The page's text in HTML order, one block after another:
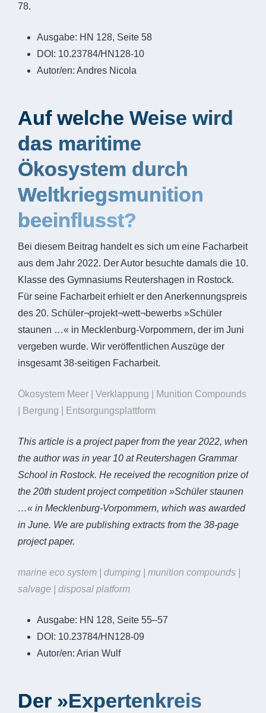
78.
Ausgabe: HN 128, Seite 58
DOI: 10.23784/HN128-10
Autor/en: Andres Nicola
Auf welche Weise wird
das maritime
Ökosystem durch
Weltkriegsmunition
beeinflusst?
Bei diesem Beitrag handelt es sich um eine Facharbeit
aus dem Jahr 2022. Der Autor besuchte damals die 10.
Klasse des Gymnasiums Reutershagen in Rostock.
Für seine Facharbeit erhielt er den Anerkennungspreis
des 20. Schüler¬projekt¬wett¬bewerbs »Schüler
staunen …« in Mecklenburg-Vorpommern, der im Juni
vergeben wurde. Wir veröffentlichen Auszüge der
insgesamt 38-seitigen Facharbeit.
Ökosystem Meer | Verklappung | Munition Compounds
| Bergung | Entsorgungsplattform
This article is a project paper from the year 2022, when
the author was in year 10 at Reutershagen Grammar
School in Rostock. He received the recognition prize of
the 20th student project competition »Schüler staunen
…« in Mecklenburg-Vorpommern, which was awarded
in June. We are publishing extracts from the 38-page
project paper.
marine eco system | dumping | munition compounds |
salvage | disposal platform
Ausgabe: HN 128, Seite 55–57
DOI: 10.23784/HN128-09
Autor/en: Arian Wulf
Der »Expertenkreis